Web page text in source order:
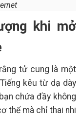
khi mở
tử cung là một
kêu từ dạ dày
chứa đầy không
thể mà chỉ thai nhi